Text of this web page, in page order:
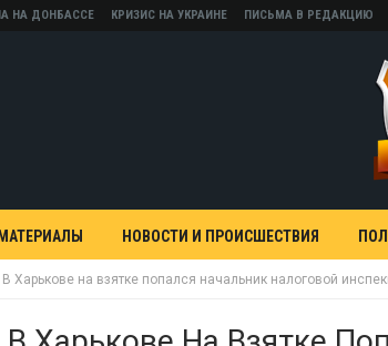
НА ДОНБАССЕ КРИЗИС НА УКРАИНЕ ПИСЬМА В РЕДАКЦИЮ
НОВОСТИ И ПРОИСШЕСТВИЯ
В Харькове на взятке попался начальник налоговой